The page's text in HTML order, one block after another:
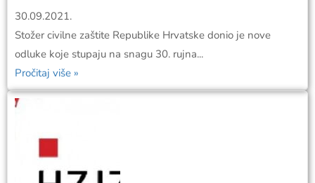
30.09.2021.
Stožer civilne zaštite Republike Hrvatske donio je nove
odluke koje stupaju na snagu 30. rujna...
Pročitaj više »